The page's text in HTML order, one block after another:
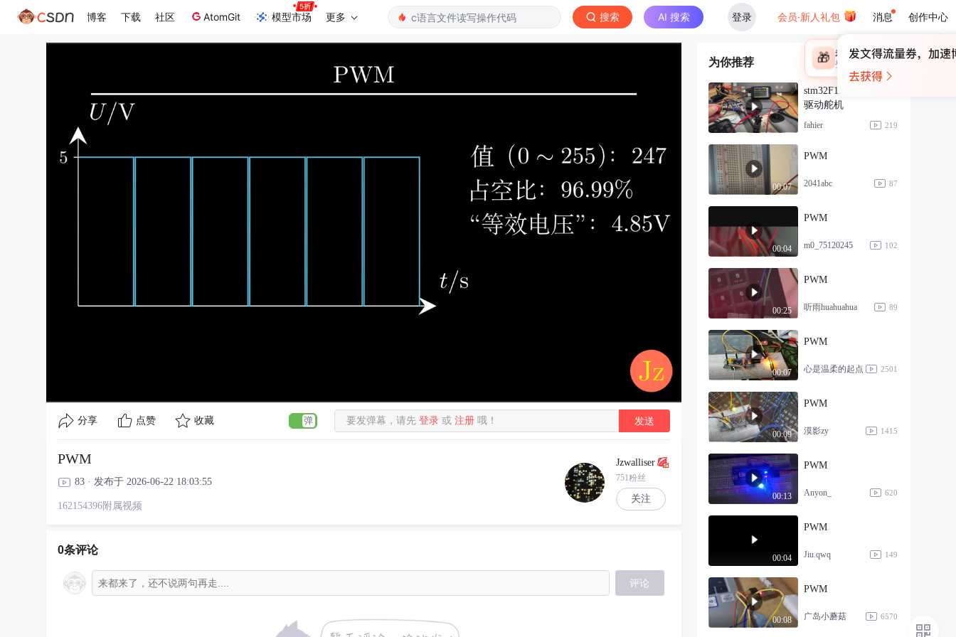
博客 下载 社区 AtomGit 模型市场 更多 搜索 AI 搜索 登录 会员·新人礼包 消息 创作中心
×
🎁 未登录
登录领取最高
分享 点赞 收藏 要发弹幕，请先登录 或注册 哦！ 发送
PWM
83 · 发布于 2026-06-22 18:03:55
162154396附属视频
Jzwalliser
751粉丝
关注
0条评论
评论
为你推荐
stm32F103c8t6 PWM
驱动舵机
fahier 219
00:07
PWM
2041abc 87
00:04
PWM
m0_75120245 102
00:25
PWM
听雨huahuahua 89
00:07
PWM
心是温柔的起点 2501
00:09
PWM
漠影zy 1415
00:13
PWM
Anyon_ 620
00:04
PWM
Jiu.qwq 149
00:08
PWM
广岛小蘑菇 6570